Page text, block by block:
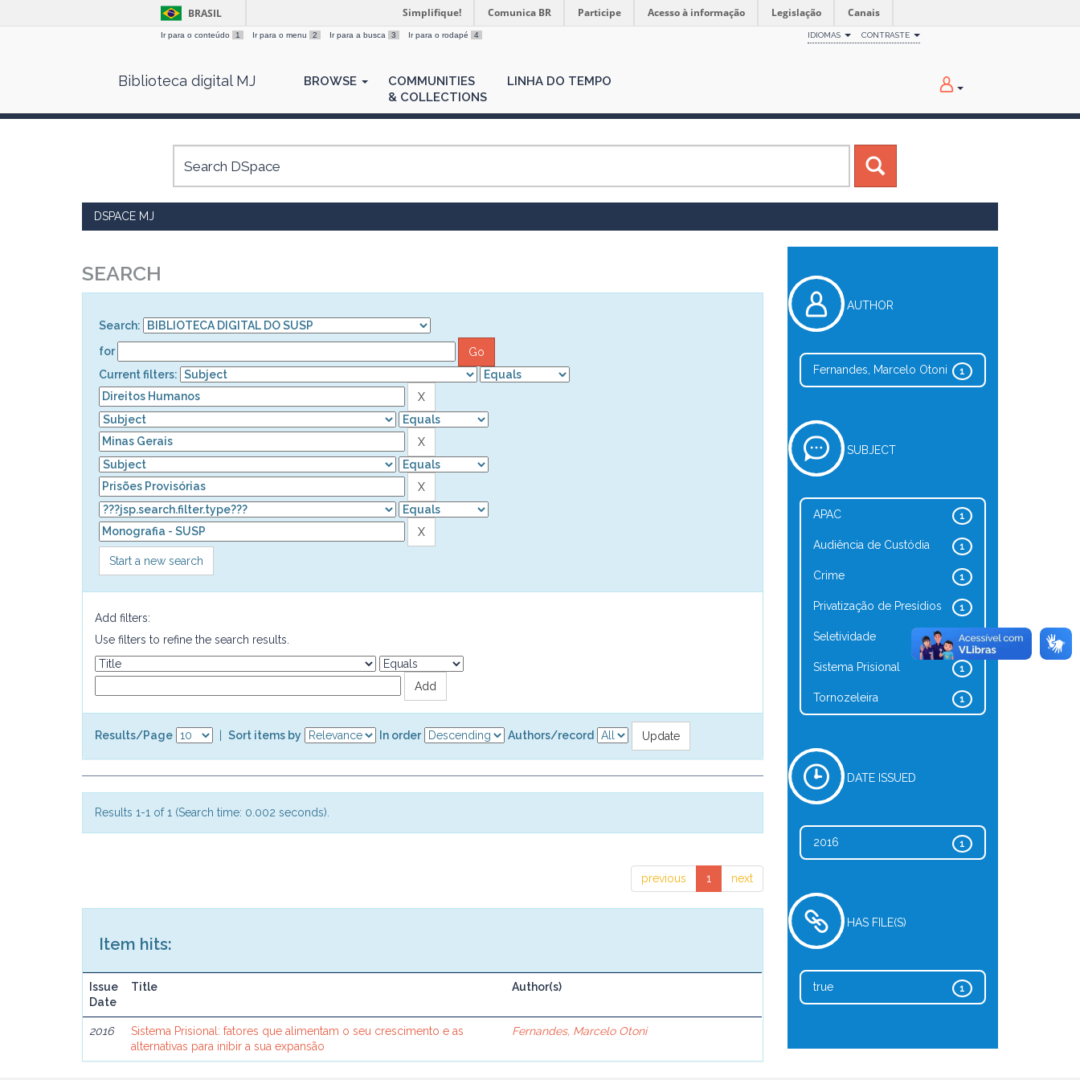
BRASIL Simplifique! Comunica BR Participe Acesso à informação Legislação Canais
Ir para o conteúdo 1 Ir para o menu 2 Ir para a busca 3 Ir para o rodapé 4 IDIOMAS CONTRASTE
Biblioteca digital MJ BROWSE
COMMUNITIES
& COLLECTIONS
LINHA DO TEMPO
DSPACE MJ
SEARCH
Search:
for
Current filters:
Start a new search
Add filters:
Use filters to refine the search results.
Results/Page Sort items by In order Authors/record
Results 1-1 of 1 (Search time: 0.002 seconds).
previous 1 next
Item hits:
Issue
Date
Title Author(s)
2016
Sistema Prisional: fatores que alimentam o seu crescimento e as
alternativas para inibir a sua expansão
Fernandes, Marcelo Otoni
AUTHOR
1
Fernandes, Marcelo Otoni
SUBJECT
1
APAC
1
Audiência de Custódia
1
Crime
1
Privatização de Presídios
1
Seletividade
1
Sistema Prisional
1
Tornozeleira
DATE ISSUED
1
2016
HAS FILE(S)
1
true